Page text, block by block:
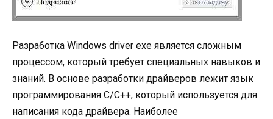
Разработка Windows driver exe является сложным
процессом, который требует специальных навыков и
знаний. В основе разработки драйверов лежит язык
программирования C/C++, который используется для
написания кода драйвера. Наиболее